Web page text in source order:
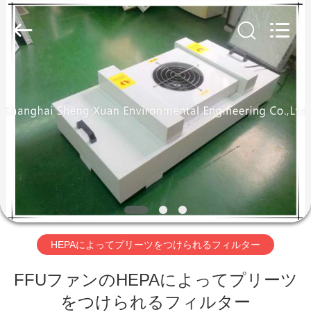
プ
ロ
ダ
ク
私
2026
Shanghai
ShengXuan
Environmental
Engineering
Co.,LTD.
HEPAによってプリーツをつけられるフィルター
FFUファンのHEPAによってプリーツ
をつけられるフィルター